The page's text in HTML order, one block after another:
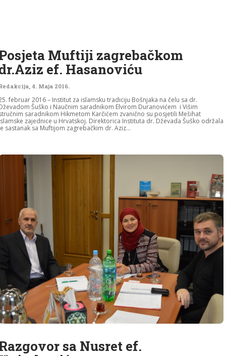
Muftiji zagrebačkom
ef. Hasanoviću
, 4. Maja 2016.
februar 2016 – Institut za islamsku tradiciju Bošnjaka na čelu sa dr.
Šuško i Naučnim saradnikom Elvirom Duranovićem i Višim
saradnikom Hikmetom Karčićem zvanično su posjetili Mešihat
zajednice u Hrvatskoj. Direktorica Instituta dr. Dževada Šuško održala
sastanak sa Muftijom zagrebačkim dr. Aziz...
sa Nusret ef.